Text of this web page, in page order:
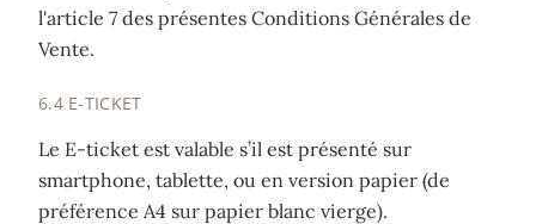
l'article 7 des présentes Conditions Générales de
Vente.
6.4 E-TICKET
Le E-ticket est valable s’il est présenté sur
smartphone, tablette, ou en version papier (de
préférence A4 sur papier blanc vierge).